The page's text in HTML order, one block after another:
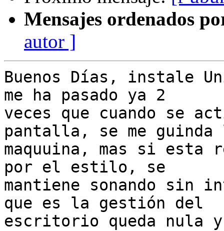
Mensajes ordenados
autor ]
Buenos Días, instale
me ha pasado ya 2
veces que cuando se
pantalla, se me guinda
maquuina, mas si esta
por el estilo, se
mantiene sonando sin
que es la gestión del
escritorio queda nula y